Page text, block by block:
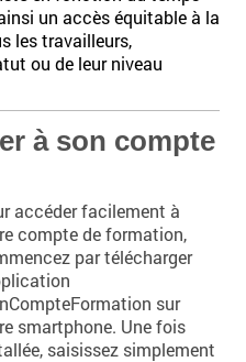
un accès équitable à la
les travailleurs,
ou de leur niveau
à son compte
accéder facilement à
compte de formation,
par télécharger
sur
smartphone. Une fois
saisissez simplement